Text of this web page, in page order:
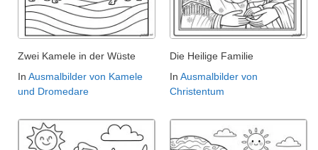
Zwei Kamele in der Wüste
In Ausmalbilder von Kamele
und Dromedare
Die Heilige Familie
In Ausmalbilder von
Christentum